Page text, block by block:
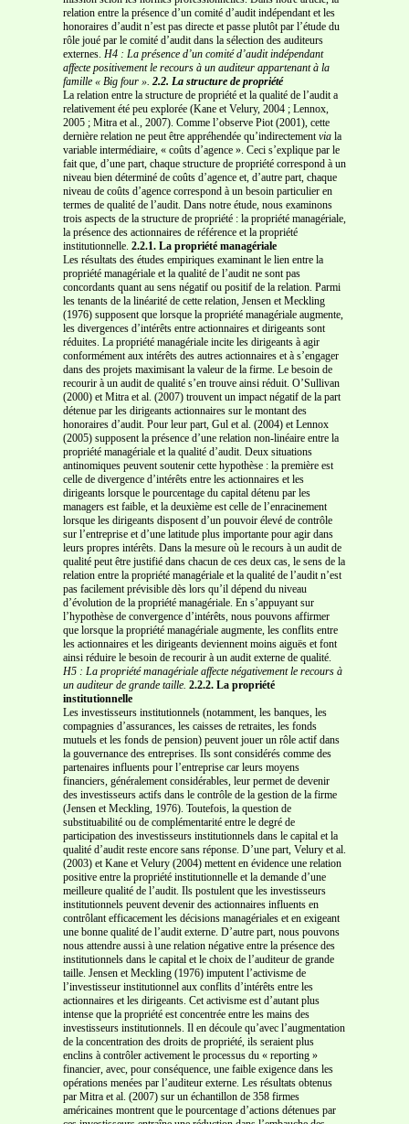
relation entre la présence d’un comité d’audit indépendant et les
honoraires d’audit n’est pas directe et passe plutôt par l’étude du
rôle joué par le comité d’audit dans la sélection des auditeurs
externes. H4 : La présence d’un comité d’audit indépendant
affecte positivement le recours à un auditeur appartenant à la
famille « Big four ». 2.2. La structure de propriété
La relation entre la structure de propriété et la qualité de l’audit a
relativement été peu explorée (Kane et Velury, 2004 ; Lennox,
2005 ; Mitra et al., 2007). Comme l’observe Piot (2001), cette
dernière relation ne peut être appréhendée qu’indirectementvia la
variable intermédiaire, « coûts d’agence ». Ceci s’explique par le
fait que, d’une part, chaque structure de propriété correspond à un
niveau bien déterminé de coûts d’agence et, d’autre part, chaque
niveau de coûts d’agence correspond à un besoin particulier en
termes de qualité de l’audit. Dans notre étude, nous examinons
trois aspects de la structure de propriété : la propriété managériale,
la présence des actionnaires de référence et la propriété
institutionnelle. 2.2.1. La propriété managériale
Les résultats des études empiriques examinant le lien entre la
propriété managériale et la qualité de l’audit ne sont pas
concordants quant au sens négatif ou positif de la relation. Parmi
les tenants de la linéarité de cette relation, Jensen et Meckling
(1976) supposent que lorsque la propriété managériale augmente,
les divergences d’intérêts entre actionnaires et dirigeants sont
réduites. La propriété managériale incite les dirigeants à agir
conformément aux intérêts des autres actionnaires et à s’engager
dans des projets maximisant la valeur de la firme. Le besoin de
recourir à un audit de qualité s’en trouve ainsi réduit. O’Sullivan
(2000) et Mitra et al. (2007) trouvent un impact négatif de la part
détenue par les dirigeants actionnaires sur le montant des
honoraires d’audit. Pour leur part, Gul et al. (2004) et Lennox
(2005) supposent la présence d’une relation non-linéaire entre la
propriété managériale et la qualité d’audit. Deux situations
antinomiques peuvent soutenir cette hypothèse : la première est
celle de divergence d’intérêts entre les actionnaires et les
dirigeants lorsque le pourcentage du capital détenu par les
managers est faible, et la deuxième est celle de l’enracinement
lorsque les dirigeants disposent d’un pouvoir élevé de contrôle
sur l’entreprise et d’une latitude plus importante pour agir dans
leurs propres intérêts. Dans la mesure où le recours à un audit de
qualité peut être justifié dans chacun de ces deux cas, le sens de la
relation entre la propriété managériale et la qualité de l’audit n’est
pas facilement prévisible dès lors qu’il dépend du niveau
d’évolution de la propriété managériale. En s’appuyant sur
l’hypothèse de convergence d’intérêts, nous pouvons affirmer
que lorsque la propriété managériale augmente, les conflits entre
les actionnaires et les dirigeants deviennent moins aiguës et font
ainsi réduire le besoin de recourir à un audit externe de qualité.
H5 : La propriété managériale affecte négativement le recours à
un auditeur de grande taille. 2.2.2. La propriété
institutionnelle
Les investisseurs institutionnels (notamment, les banques, les
compagnies d’assurances, les caisses de retraites, les fonds
mutuels et les fonds de pension) peuvent jouer un rôle actif dans
la gouvernance des entreprises. Ils sont considérés comme des
partenaires influents pour l’entreprise car leurs moyens
financiers, généralement considérables, leur permet de devenir
des investisseurs actifs dans le contrôle de la gestion de la firme
(Jensen et Meckling, 1976). Toutefois, la question de
substituabilité ou de complémentarité entre le degré de
participation des investisseurs institutionnels dans le capital et la
qualité d’audit reste encore sans réponse. D’une part, Velury et al.
(2003) et Kane et Velury (2004) mettent en évidence une relation
positive entre la propriété institutionnelle et la demande d’une
meilleure qualité de l’audit. Ils postulent que les investisseurs
institutionnels peuvent devenir des actionnaires influents en
contrôlant efficacement les décisions managériales et en exigeant
une bonne qualité de l’audit externe. D’autre part, nous pouvons
nous attendre aussi à une relation négative entre la présence des
institutionnels dans le capital et le choix de l’auditeur de grande
taille. Jensen et Meckling (1976) imputent l’activisme de
l’investisseur institutionnel aux conflits d’intérêts entre les
actionnaires et les dirigeants. Cet activisme est d’autant plus
intense que la propriété est concentrée entre les mains des
investisseurs institutionnels. Il en découle qu’avec l’augmentation
de la concentration des droits de propriété, ils seraient plus
enclins à contrôler activement le processus du « reporting »
financier, avec, pour conséquence, une faible exigence dans les
opérations menées par l’auditeur externe. Les résultats obtenus
par Mitra et al. (2007) sur un échantillon de 358 firmes
américaines montrent que le pourcentage d’actions détenues par